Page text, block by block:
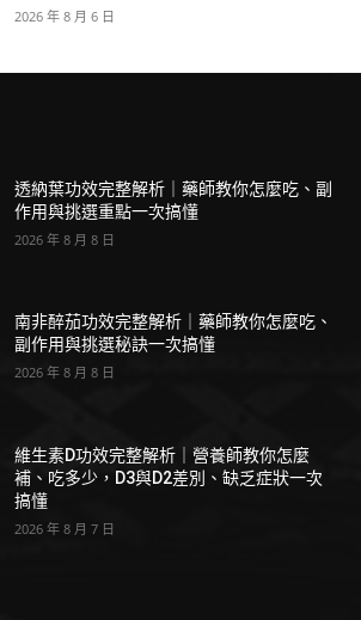
2026 年 8 月 6 日
透納葉功效完整解析｜藥師教你怎麼吃、副
作用與挑選重點一次搞懂
2026 年 8 月 8 日
南非醉茄功效完整解析｜藥師教你怎麼吃、
副作用與挑選秘訣一次搞懂
2026 年 8 月 8 日
維生素D功效完整解析｜營養師教你怎麼
補、吃多少，D3與D2差別、缺乏症狀一次
搞懂
2026 年 8 月 7 日